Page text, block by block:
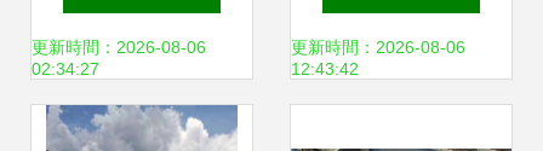
綠色與溫暖的匠心
選材之道
更新時間：2026-08-06
02:34:27
項
更新時間：2026-08-06
12:43:42